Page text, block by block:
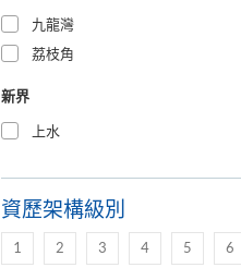
九龍灣
荔枝角
新界
上水
資歷架構級別
1 2 3 4 5 6